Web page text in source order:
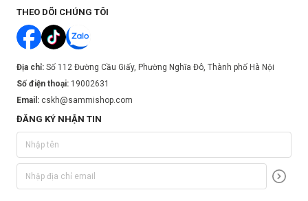
THEO DÕI CHÚNG TÔI
Địa chỉ: Số 112 Đường Cầu Giấy, Phường Nghĩa Đô, Thành phố Hà Nội
Số điện thoại: 19002631
Email: cskh@sammishop.com
ĐĂNG KÝ NHẬN TIN